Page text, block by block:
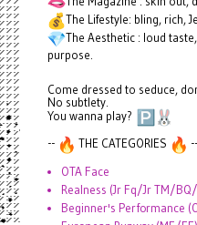
The Lifestyle: bling, rich,
The Aesthetic : loud
purpose.
Come dressed to seduce,
No subtlety.
You wanna play?
--
THE CATEGORIES --
OTA Face
Realness (Jr Fq/Jr TM/
Beginner's Performance